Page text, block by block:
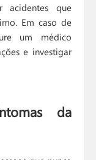
acidentes que
Em caso de
um médico
e investigar
da